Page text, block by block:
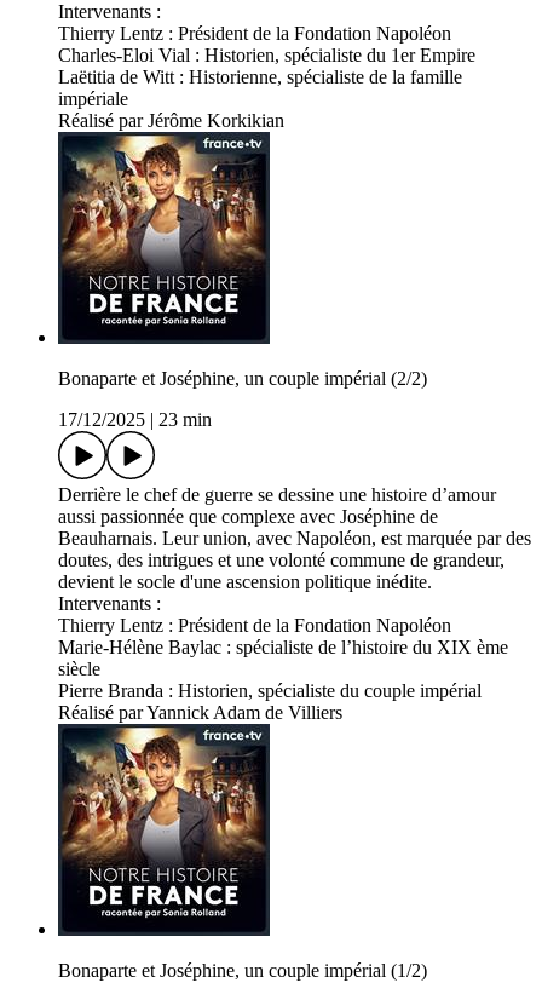
Intervenants :
Thierry Lentz : Président de la Fondation Napoléon
Charles-Eloi Vial : Historien, spécialiste du 1er Empire
Laëtitia de Witt : Historienne, spécialiste de la famille
impériale
Réalisé par Jérôme Korkikian
Bonaparte et Joséphine, un couple impérial (2/2)
17/12/2025
23 min
Derrière le chef de guerre se dessine une histoire d’amour
aussi passionnée que complexe avec Joséphine de
Beauharnais. Leur union, avec Napoléon, est marquée par des
doutes, des intrigues et une volonté commune de grandeur,
devient le socle d'une ascension politique inédite.
Intervenants :
Thierry Lentz : Président de la Fondation Napoléon
Marie-Hélène Baylac : spécialiste de l’histoire du XIX ème
siècle
Pierre Branda : Historien, spécialiste du couple impérial
Réalisé par Yannick Adam de Villiers
Bonaparte et Joséphine, un couple impérial (1/2)